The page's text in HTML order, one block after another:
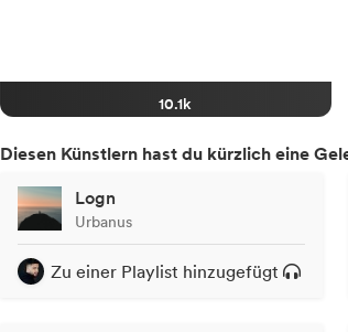
10.1k
Diesen Künstlern hast du kürzlich eine
Logn
Urbanus
Zu einer Playlist hinzugefügt